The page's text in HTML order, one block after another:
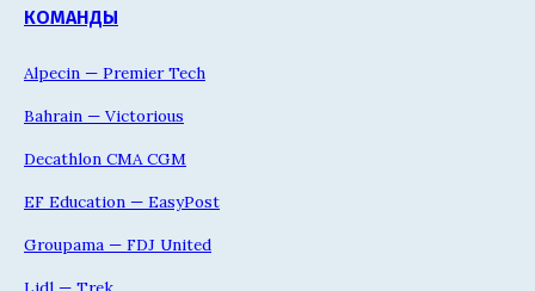
КОМАНДЫ
Alpecin — Premier Tech
Bahrain — Victorious
Decathlon CMA CGM
EF Education — EasyPost
Groupama — FDJ United